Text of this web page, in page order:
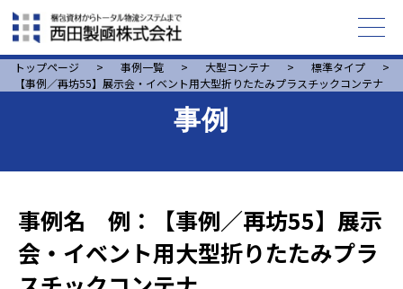
事例
トップページ > 事例一覧 > 大型コンテナ > 標準タイプ
>
【事例／再坊55】展示会・イベント用大型折りたたみプラスチックコンテナ
事例名 例：【事例／再坊55】展示
会・イベント用大型折りたたみプラ